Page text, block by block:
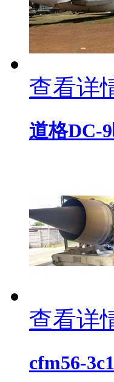
查看详
道格DC-
查看详
cfm56-